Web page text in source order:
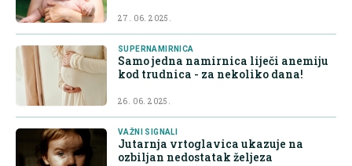
27. 06. 2025.
SUPERNAMIRNICA
Samo jedna namirnica liječi anemiju
kod trudnica - za nekoliko dana!
26. 06. 2025.
VAŽNI SIGNALI
Jutarnja vrtoglavica ukazuje na
ozbiljan nedostatak željeza